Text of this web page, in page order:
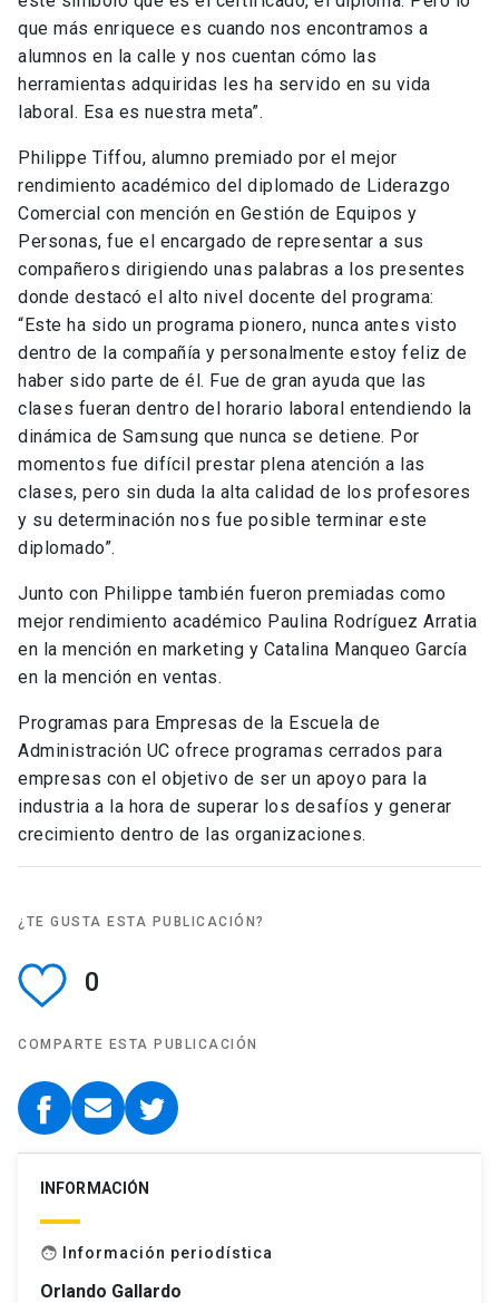
que más enriquece es cuando nos encontramos a
alumnos en la calle y nos cuentan cómo las
herramientas adquiridas les ha servido en su vida
laboral. Esa es nuestra meta”.
Philippe Tiffou, alumno premiado por el mejor
rendimiento académico del diplomado de Liderazgo
Comercial con mención en Gestión de Equipos y
Personas, fue el encargado de representar a sus
compañeros dirigiendo unas palabras a los presentes
donde destacó el alto nivel docente del programa:
“Este ha sido un programa pionero, nunca antes visto
dentro de la compañía y personalmente estoy feliz de
haber sido parte de él. Fue de gran ayuda que las
clases fueran dentro del horario laboral entendiendo la
dinámica de Samsung que nunca se detiene. Por
momentos fue difícil prestar plena atención a las
clases, pero sin duda la alta calidad de los profesores
y su determinación nos fue posible terminar este
diplomado”.
Junto con Philippe también fueron premiadas como
mejor rendimiento académico Paulina Rodríguez Arratia
en la mención en marketing y Catalina Manqueo García
en la mención en ventas.
Programas para Empresas de la Escuela de
Administración UC ofrece programas cerrados para
empresas con el objetivo de ser un apoyo para la
industria a la hora de superar los desafíos y generar
crecimiento dentro de las organizaciones.
¿TE GUSTA ESTA PUBLICACIÓN?
0
COMPARTE ESTA PUBLICACIÓN
INFORMACIÓN
face Información periodística
Orlando Gallardo